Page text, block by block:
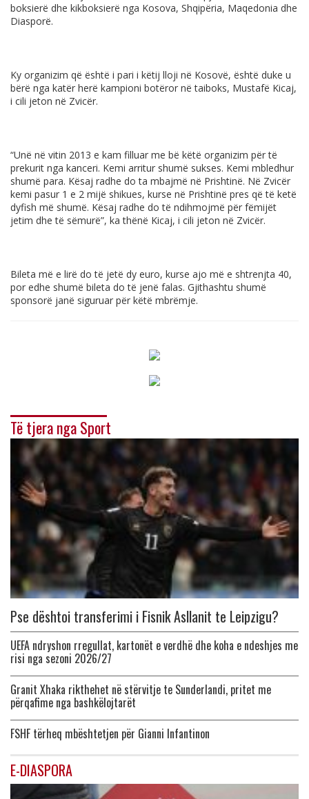
boksierë dhe kikboksierë nga Kosova, Shqipëria, Maqedonia dhe
Diasporë.
Ky organizim që është i pari i këtij lloji në Kosovë, është duke u
bërë nga katër herë kampioni botëror në taiboks, Mustafë Kicaj,
i cili jeton në Zvicër.
“Unë në vitin 2013 e kam filluar me bë këtë organizim për të
prekurit nga kanceri. Kemi arritur shumë sukses. Kemi mbledhur
shumë para. Kësaj radhe do ta mbajmë në Prishtinë. Në Zvicër
kemi pasur 1 e 2 mijë shikues, kurse në Prishtinë pres që të ketë
dyfish më shumë. Kësaj radhe do të ndihmojmë për fëmijët
jetim dhe të sëmurë”, ka thënë Kicaj, i cili jeton në Zvicër.
Bileta më e lirë do të jetë dy euro, kurse ajo më e shtrenjta 40,
por edhe shumë bileta do të jenë falas. Gjithashtu shumë
sponsorë janë siguruar për këtë mbrëmje.
Të tjera nga Sport
Pse dështoi transferimi i Fisnik Asllanit te Leipzigu?
UEFA ndryshon rregullat, kartonët e verdhë dhe koha e ndeshjes me
risi nga sezoni 2026/27
Granit Xhaka rikthehet në stërvitje te Sunderlandi, pritet me
përqafime nga bashkëlojtarët
FSHF tërheq mbështetjen për Gianni Infantinon
E-DIASPORA